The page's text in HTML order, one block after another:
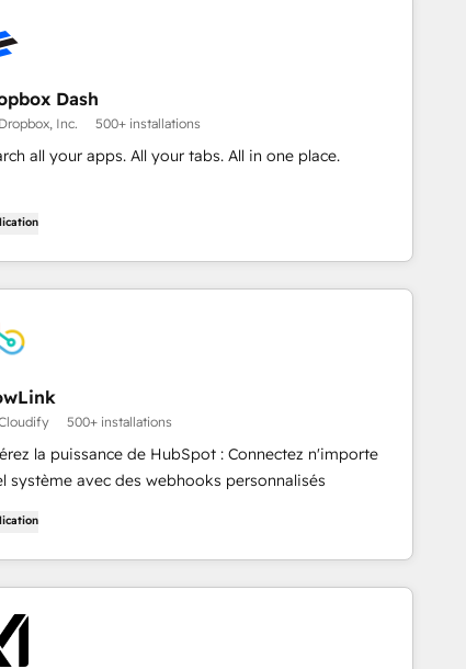
Dash
Inc. 500+ installations
all your apps. All your tabs. All in one place.
500+ installations
la puissance de HubSpot : Connectez n'importe
système avec des webhooks personnalisés